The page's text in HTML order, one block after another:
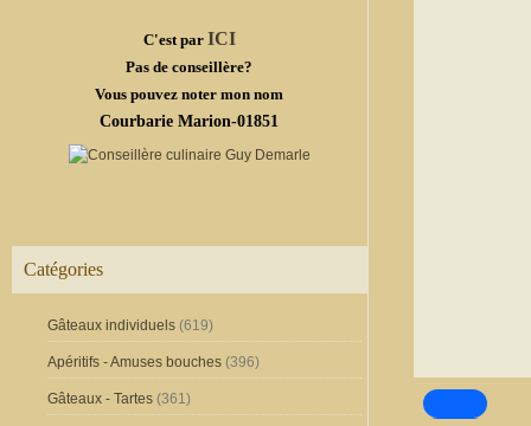
C'est par ICI
Pas de conseillère?
Vous pouvez noter mon nom
Courbarie Marion-01851
Catégories
Gâteaux individuels (619)
Apéritifs - Amuses bouches (396)
Gâteaux - Tartes (361)